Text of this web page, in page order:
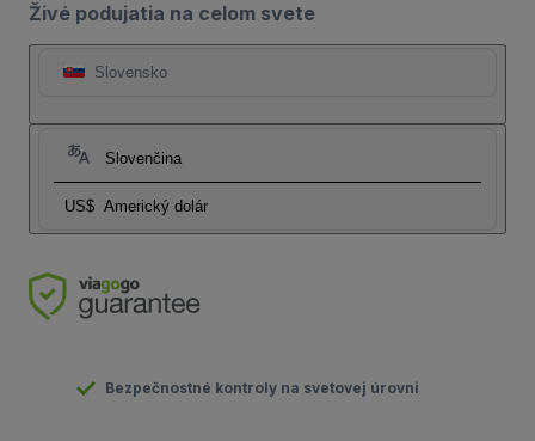
Živé podujatia na celom svete
Slovensko
Slovenčina
US$ Americký dolár
Bezpečnostné kontroly na svetovej úrovni